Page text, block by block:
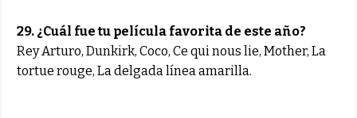
29. ¿Cuál fue tu película favorita de este año?
Rey Arturo, Dunkirk, Coco, Ce qui nous lie, Mother, La
tortue rouge, La delgada línea amarilla.